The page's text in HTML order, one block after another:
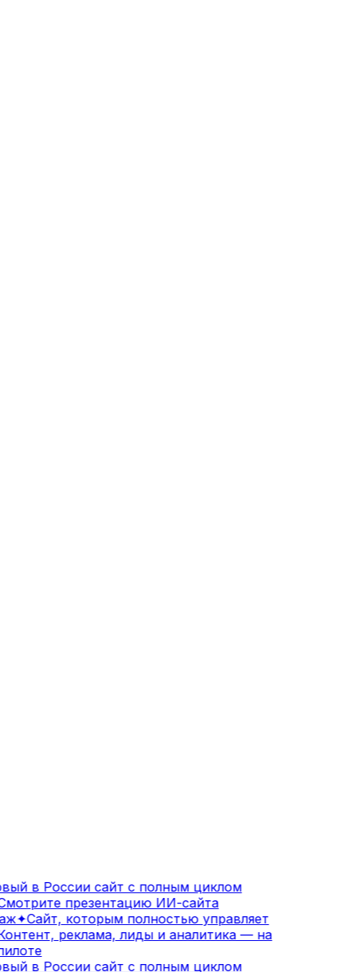
в России сайт с полным циклом
презентацию ИИ-сайта
✦Сайт, которым полностью управляет
реклама, лиды и аналитика — на
в России сайт с полным циклом